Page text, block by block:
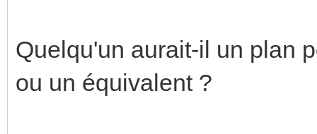
Quelqu'un aurait-il un plan
ou un équivalent ?